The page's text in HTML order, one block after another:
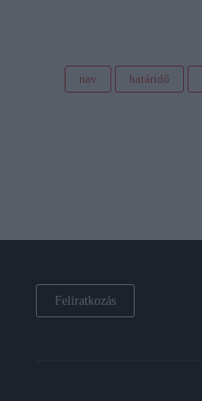
nav határidő
Feliratkozás